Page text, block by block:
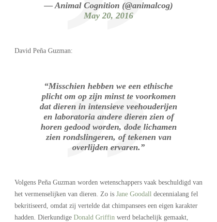
— Animal Cognition (@animalcog)
May 20, 2016
David Peña Guzman:
“Misschien hebben we een ethische
plicht om op zijn minst te voorkomen
dat dieren in intensieve veehouderijen
en laboratoria andere dieren zien of
horen gedood worden, dode lichamen
zien rondslingeren, of tekenen van
overlijden ervaren.”
Volgens Peña Guzman worden wetenschappers vaak beschuldigd van
het vermenselijken van dieren. Zo is Jane Goodall decennialang fel
bekritiseerd, omdat zij vertelde dat chimpansees een eigen karakter
hadden. Dierkundige Donald Griffin werd belachelijk gemaakt,